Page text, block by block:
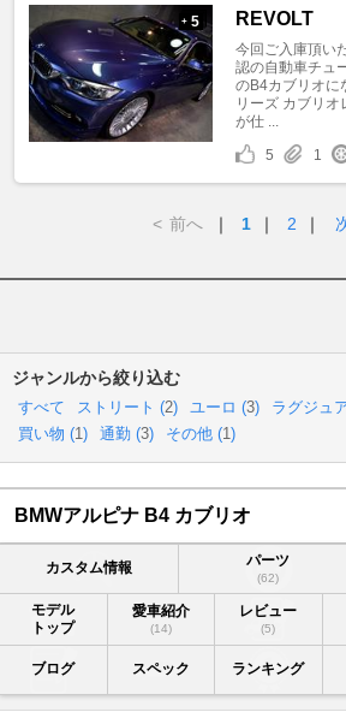
+ 5 REVOLT
今回ご入庫頂い
認の自動車チュ
のB4カブリオに
リーズ カブリ
が仕 ...
5
1
< 前へ ｜ 1 ｜ 2 ｜
ジャンルから絞り込む
すべて ストリート (2) ユーロ (3) ラグジュ
買い物 (1 ) 通勤 (3) その他 (1 )
BMWアルピナ B4 カブリオ
カスタム情報 パーツ
(62)
モデル
トップ
愛車紹介
(14)
レビュー
(5)
ブログ スペック ランキング